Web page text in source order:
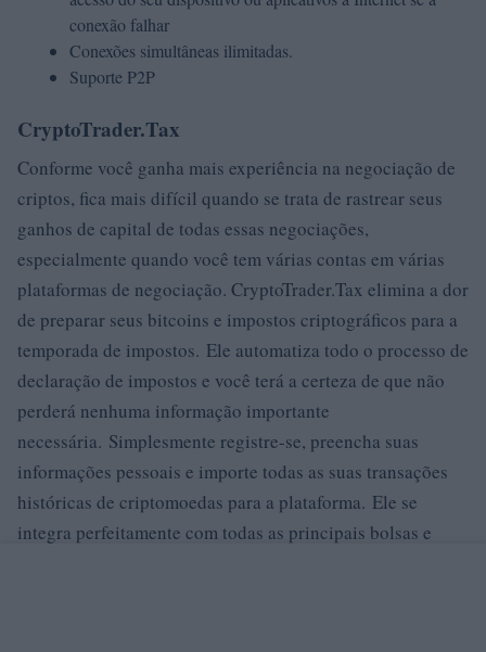
conexão falhar
Conexões simultâneas ilimitadas.
Suporte P2P
CryptoTrader.Tax
Conforme você ganha mais experiência na negociação de
criptos, fica mais difícil quando se trata de rastrear seus
ganhos de capital de todas essas negociações,
especialmente quando você tem várias contas em várias
plataformas de negociação. CryptoTrader.Tax elimina a dor
de preparar seus bitcoins e impostos criptográficos para a
temporada de impostos. Ele automatiza todo o processo de
declaração de impostos e você terá a certeza de que não
perderá nenhuma informação importante
necessária. Simplesmente registre-se, preencha suas
informações pessoais e importe todas as suas transações
históricas de criptomoedas para a plataforma. Ele se
integra perfeitamente com todas as principais bolsas e